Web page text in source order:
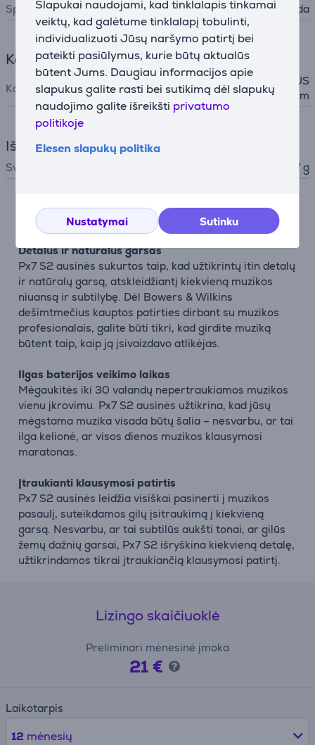
Slapukai naudojami, kad tinklalapis tinkamai
veiktų, kad galėtume tinklalapį tobulinti,
individualizuoti Jūsų naršymo patirtį bei
pateikti pasiūlymus, kurie būtų aktualūs
būtent Jums. Daugiau informacijos apie
slapukus galite rasti bei sutikimą dėl slapukų
naudojimo galite išreikšti privatumo
politikoje
Elesen slapukų politika
Nustatymai Sutinku
Spalva Juoda
Komplektacija
Komplekte yra
, USB-C -- USB-C kabelis, US
B-C -- 3.5mm
Išmatavimai
Svoris 307 g
Aprašymas
Detalus ir natūralus garsas
Px7 S2 ausinės sukurtos taip, kad užtikrintų itin detalų
ir natūralų garsą, atskleidžiantį kiekvieną muzikos
niuansą ir subtilybę. Dėl Bowers & Wilkins
dešimtmečius kauptos patirties dirbant su muzikos
profesionalais, galite būti tikri, kad girdite muziką
būtent taip, kaip ją įsivaizdavo atlikėjas.
Ilgas baterijos veikimo laikas
Mėgaukitės iki 30 valandų nepertraukiamos muzikos
vienu įkrovimu. Px7 S2 ausinės užtikrina, kad jūsų
mėgstama muzika visada būtų šalia – nesvarbu, ar tai
ilga kelionė, ar visos dienos muzikos klausymosi
maratonas.
Įtraukianti klausymosi patirtis
Px7 S2 ausinės leidžia visiškai pasinerti į muzikos
pasaulį, suteikdamos gilų įsitraukimą į kiekvieną
garsą. Nesvarbu, ar tai subtilūs aukšti tonai, ar gilūs
žemų dažnių garsai, Px7 S2 išryškina kiekvieną detalę,
užtikrindamos tikrai įtraukiančią klausymosi patirtį.
Lizingo skaičiuoklė
Preliminari mėnesinė įmoka
21 €
Laikotarpis
12 mėnesių